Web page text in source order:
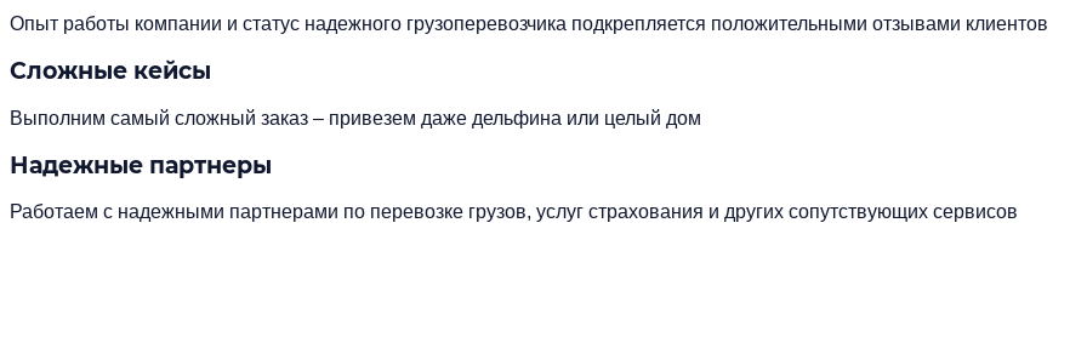
Опыт работы компании и статус надежного грузоперевозчика подкрепляется положительными отзывами клиентов
Сложные кейсы
Выполним самый сложный заказ – привезем даже дельфина или целый дом
Надежные партнеры
Работаем с надежными партнерами по перевозке грузов, услуг страхования и других сопутствующих сервисов